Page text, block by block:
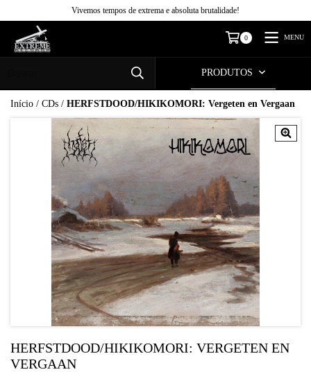
Vivemos tempos de extrema e absoluta brutalidade!
0 MENU
PRODUTOS
Início / CDs / HERFSTDOOD/HIKIKOMORI: Vergeten en Vergaan
HERFSTDOOD/HIKIKOMORI: VERGETEN EN
VERGAAN